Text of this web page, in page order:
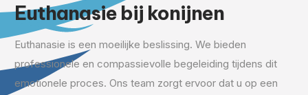
Euthanasie bij konijnen
Euthanasie is een moeilijke beslissing. We bieden
professionele en compassievolle begeleiding tijdens dit
emotionele proces. Ons team zorgt ervoor dat u op een